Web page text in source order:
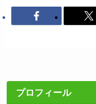
プロフィール